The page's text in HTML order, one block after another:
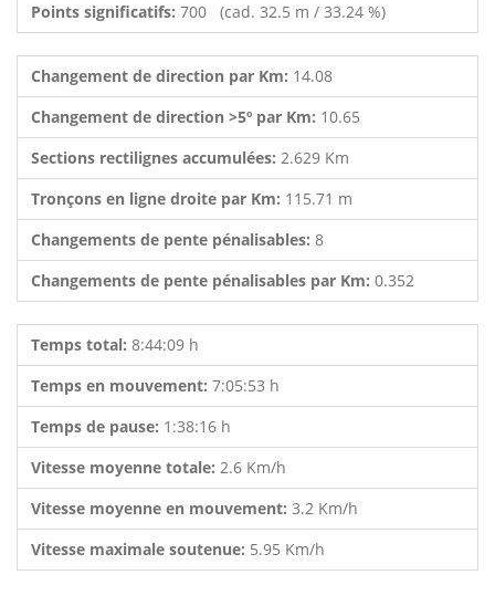
Points significatifs: 700 (cad. 32.5 m / 33.24 %)
Changement de direction par Km: 14.08
Changement de direction >5º par Km: 10.65
Sections rectilignes accumulées: 2.629 Km
Tronçons en ligne droite par Km: 115.71 m
Changements de pente pénalisables: 8
Changements de pente pénalisables par Km: 0.352
Temps total: 8:44:09 h
Temps en mouvement: 7:05:53 h
Temps de pause: 1:38:16 h
Vitesse moyenne totale: 2.6 Km/h
Vitesse moyenne en mouvement: 3.2 Km/h
Vitesse maximale soutenue: 5.95 Km/h